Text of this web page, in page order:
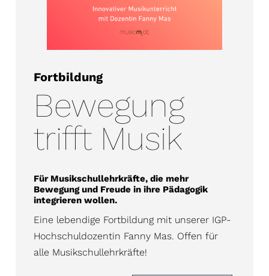
Fortbildung
Bewegung
trifft Musik
Für Musikschullehrkräfte, die mehr
Bewegung und Freude in ihre Pädagogik
integrieren wollen.
Eine lebendige Fortbildung mit unserer IGP-
Hochschuldozentin Fanny Mas. Offen für
alle Musikschullehrkräfte!